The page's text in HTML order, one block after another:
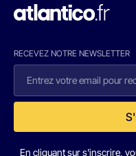
RECEVEZ NOTRE NEWSLETTER
En cliquant sur s'inscrire,